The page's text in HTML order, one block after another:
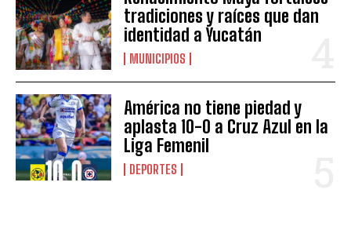
tradiciones y raíces que dan
identidad a Yucatán
MUNICIPIOS
América no tiene piedad y
aplasta 10-0 a Cruz Azul en la
Liga Femenil
DEPORTES